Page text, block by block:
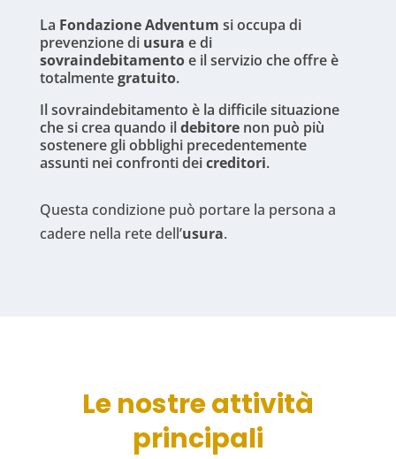
La Fondazione Adventum si occupa di
prevenzione di usura e di
sovraindebitamentoe il servizio che offre è
totalmentegratuito.
Il sovraindebitamento è la difficile situazione
che si crea quando ildebitorenon può più
sostenere gli obblighi precedentemente
assunti nei confronti deicreditori.
Questa condizione può portare la persona a
cadere nella rete dell’usura.
Le nostre attività
principali